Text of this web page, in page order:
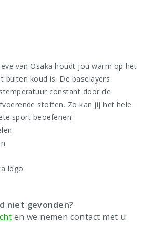
van Osaka houdt jou warm op het
buiten koud is. De baselayers
constant door de
stoffen. Zo kan jij het hele
sport beoefenen!
logo
niet gevonden?
en we nemen contact met u